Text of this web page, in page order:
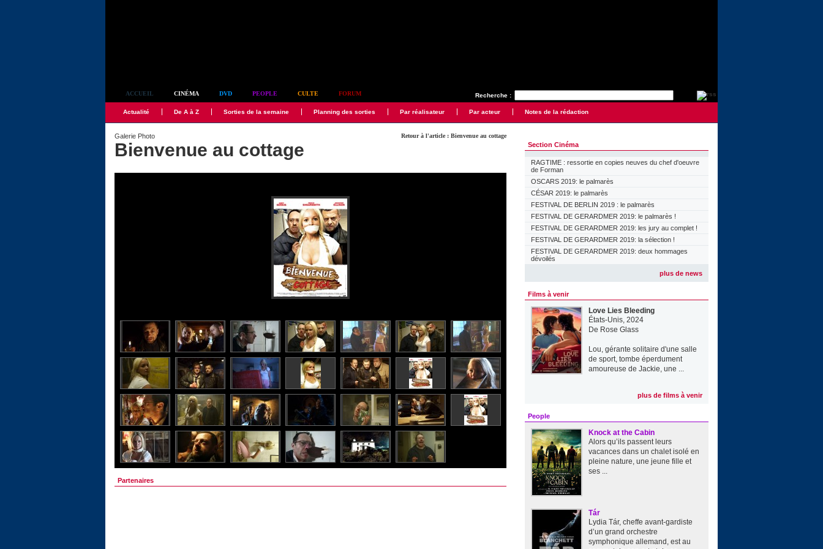
Recherche :
ACCUEIL CINÉMA DVD PEOPLE CULTE FORUM
Actualité De A à Z Sorties de la semaine Planning des sorties Par réalisateur Par acteur Notes de la rédaction
Retour à l'article : Bienvenue au cottage
Galerie Photo
Bienvenue au cottage
Partenaires
Section Cinéma
RAGTIME : ressortie en copies neuves du chef d'oeuvre
de Forman
OSCARS 2019: le palmarès
CÉSAR 2019: le palmarès
FESTIVAL DE BERLIN 2019 : le palmarès
FESTIVAL DE GERARDMER 2019: le palmarès !
FESTIVAL DE GERARDMER 2019: les jury au complet !
FESTIVAL DE GERARDMER 2019: la sélection !
FESTIVAL DE GERARDMER 2019: deux hommages
dévoilés
plus de news
Films à venir
Love Lies Bleeding
États-Unis, 2024
De Rose Glass
Lou, gérante solitaire d'une salle
de sport, tombe éperdument
amoureuse de Jackie, une ...
plus de films à venir
People
Knock at the Cabin
Alors qu’ils passent leurs
vacances dans un chalet isolé en
pleine nature, une jeune fille et
ses ...
Tár
Lydia Tár, cheffe avant-gardiste
d’un grand orchestre
symphonique allemand, est au